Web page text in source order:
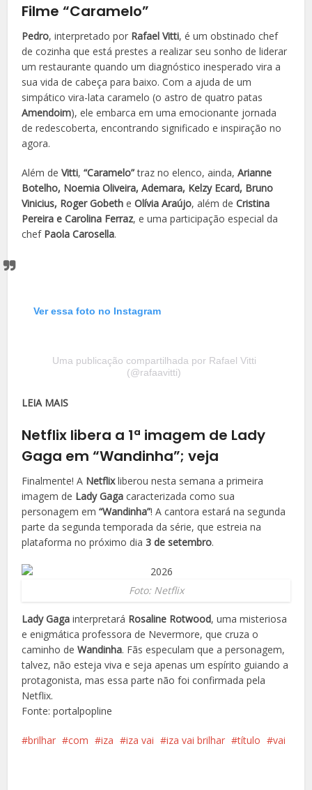
Filme “Caramelo”
Pedro, interpretado por Rafael Vitti, é um obstinado chef
de cozinha que está prestes a realizar seu sonho de liderar
um restaurante quando um diagnóstico inesperado vira a
sua vida de cabeça para baixo. Com a ajuda de um
simpático vira-lata caramelo (o astro de quatro patas
Amendoim), ele embarca em uma emocionante jornada
de redescoberta, encontrando significado e inspiração no
agora.
Além deVitti, “Caramelo”traz no elenco, ainda,Arianne
Botelho, Noemia Oliveira, Ademara, Kelzy Ecard, Bruno
Vinicius, Roger Gobeth eOlívia Araújo, além deCristina
Pereira e Carolina Ferraz, e uma participação especial da
chef Paola Carosella.
Ver essa foto no Instagram
Uma publicação compartilhada por Rafael Vitti
(@rafaavitti)
LEIA MAIS
Netflix libera a 1ª imagem de Lady
Gaga em “Wandinha”; veja
Finalmente! A Netflixliberou nesta semana a primeira
imagem de Lady Gaga caracterizada como sua
personagem em“Wandinha”! A cantora estará na segunda
parte da segunda temporada da série, que estreia na
plataforma no próximo dia3 de setembro.
Foto: Netflix
Lady Gaga interpretará Rosaline Rotwood, uma misteriosa
e enigmática professora de Nevermore, que cruza o
caminho deWandinha. Fãs especulam que a personagem,
talvez, não esteja viva e seja apenas um espírito guiando a
protagonista, mas essa parte não foi confirmada pela
Netflix.
Fonte: portalpopline
brilhar com iza iza vai iza vai brilhar título vai